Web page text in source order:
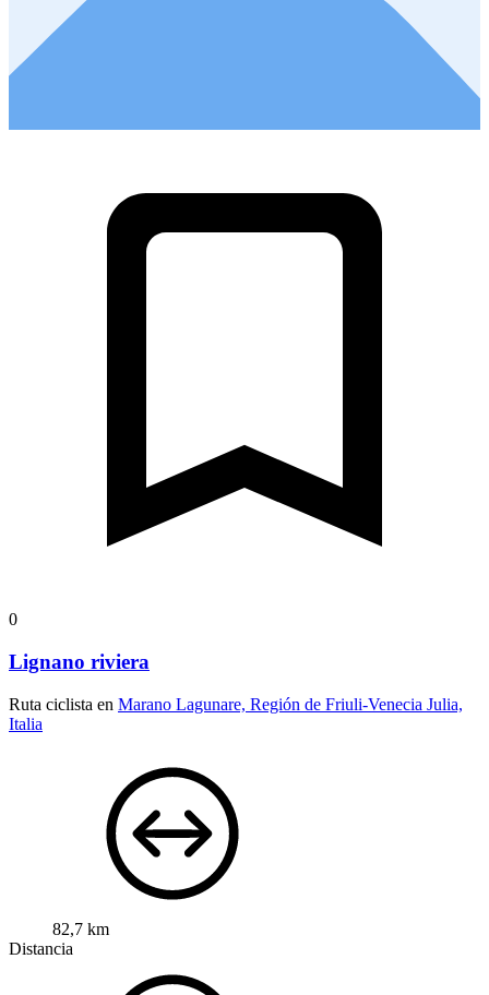
0
Lignano riviera
Ruta ciclista en Marano Lagunare, Región de Friuli-Venecia Julia,
Italia
82,7 km
Distancia